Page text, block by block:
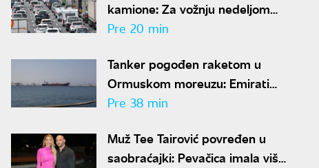
kamione: Za vožnju nedeljom
kazna i do 570 evra
Pre 20 min
Tanker pogođen raketom u
Ormuskom moreuzu: Emirati
optužili Iran za napad
Pre 38 min
Muž Tee Tairović povređen u
saobraćajki: Pevačica imala više